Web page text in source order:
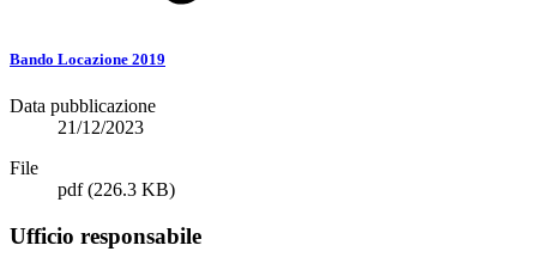
Bando Locazione 2019
Data pubblicazione
21/12/2023
File
pdf(226.3 KB)
Ufficio responsabile